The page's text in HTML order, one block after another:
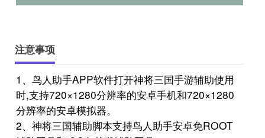
注意事项
1、鸟人助手APP软件打开神将三国手游辅助使用
时,支持720×1280分辨率的安卓手机和720×1280
分辨率的安卓模拟器。
2、神将三国辅助脚本支持鸟人助手安卓免ROOT